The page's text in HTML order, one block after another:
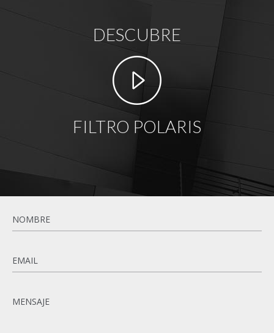
DESCUBRE
FILTRO POLARIS
Name*
Email
Message